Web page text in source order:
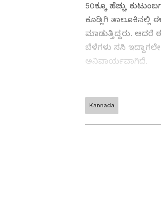
50ಕ್ಕೂ ಹೆಚ್ಚು
ಕೂಡ್ಲಿಗಿ
ಮಾಡುತ್ತಿದ್ದರು. ಆದರೆ
ಬೆಳೆಗಳು ಸಸಿ
ಅನಿವಾರ್ಯವಾಗಿದೆ.
Read the latest
Kannada